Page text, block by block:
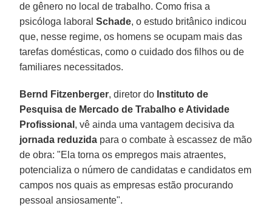
de gênero no local de trabalho. Como frisa a
psicóloga laboral Schade, o estudo britânico indicou
que, nesse regime, os homens se ocupam mais das
tarefas domésticas, como o cuidado dos filhos ou de
familiares necessitados.
Bernd Fitzenberger, diretor do Instituto de
Pesquisa de Mercado de Trabalho e Atividade
Profissional , vê ainda uma vantagem decisiva da
jornada reduzida para o combate à escassez de mão
de obra: "Ela torna os empregos mais atraentes,
potencializa o número de candidatas e candidatos em
campos nos quais as empresas estão procurando
pessoal ansiosamente".